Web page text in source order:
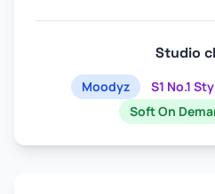
Studio
Moodyz S1 No.1
Soft On